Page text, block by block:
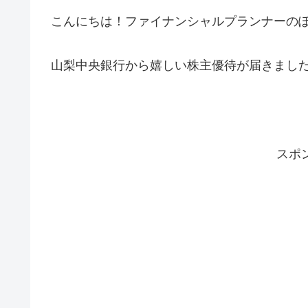
こんにちは！ファイナンシャルプランナーの
山梨中央銀行から嬉しい株主優待が届きまし
スポ